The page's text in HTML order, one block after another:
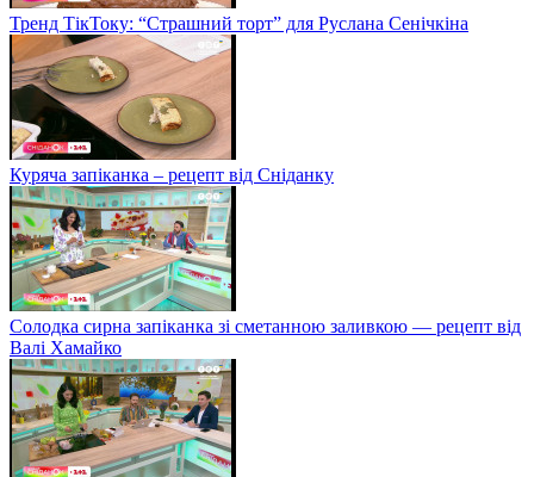
Тренд ТікТоку: “Страшний торт” для Руслана Сенічкіна
Куряча запіканка – рецепт від Сніданку
Солодка сирна запіканка зі сметанною заливкою — рецепт від
Валі Хамайко